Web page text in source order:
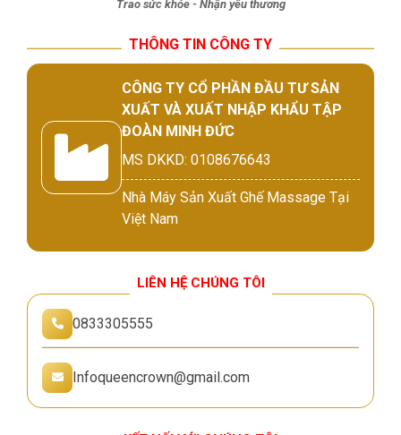
Trao sức khỏe - Nhận yêu thương
THÔNG TIN CÔNG TY
CÔNG TY CỔ PHẦN ĐẦU TƯ SẢN
XUẤT VÀ XUẤT NHẬP KHẨU TẬP
ĐOÀN MINH ĐỨC
MS DKKD: 0108676643
Nhà Máy Sản Xuất Ghế Massage Tại
Việt Nam
LIÊN HỆ CHÚNG TÔI
0833305555
Infoqueencrown@gmail.com